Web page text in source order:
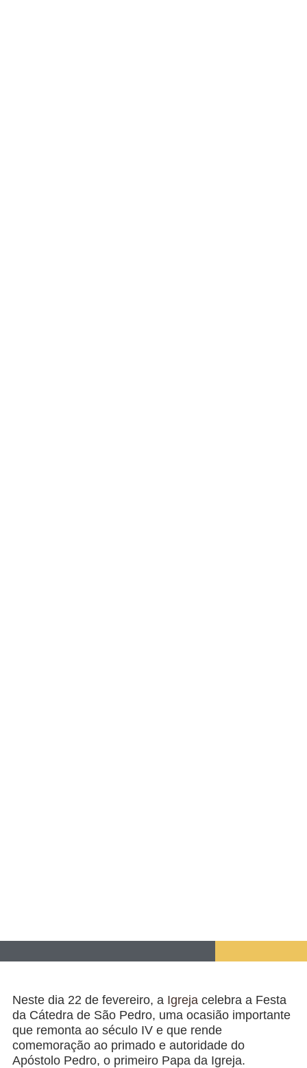
Neste dia 22 de fevereiro, a Igreja celebra a Festa
da Cátedra de São Pedro, uma ocasião importante
que remonta ao século IV e que rende
comemoração ao primado e autoridade do
Apóstolo Pedro, o primeiro Papa da Igreja.